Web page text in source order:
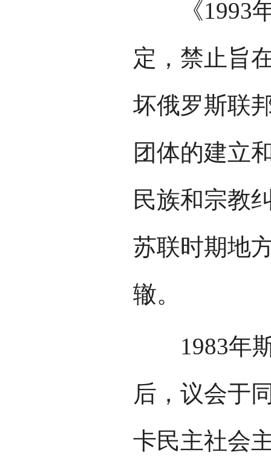
《1993年
定，禁止旨
坏俄罗斯联
团体的建立
民族和宗教
苏联时期地
辙。
1983年斯
后，议会于
卡民主社会